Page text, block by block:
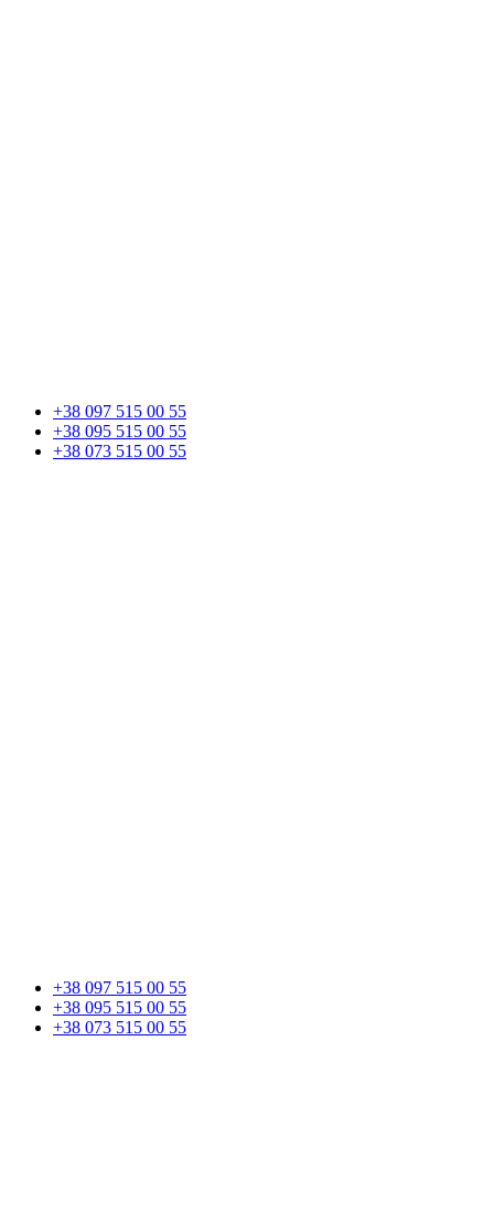
+38 097 515 00 55
+38 095 515 00 55
+38 073 515 00 55
+38 097 515 00 55
+38 095 515 00 55
+38 073 515 00 55